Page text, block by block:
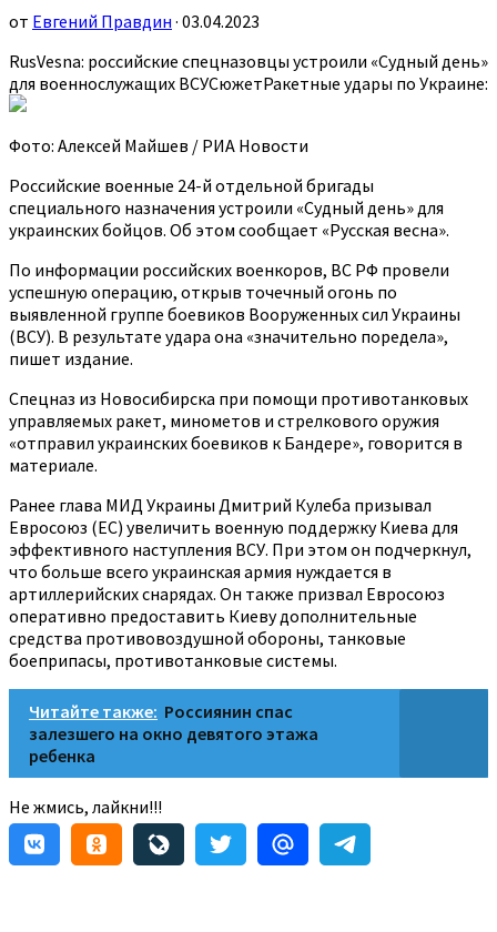
от Евгений Правдин · 03.04.2023
RusVesna: российские спецназовцы устроили «Судный день»
для военнослужащих ВСУСюжетРакетные удары по Украине:
Фото: Алексей Майшев / РИА Новости
Российские военные 24-й отдельной бригады
специального назначения устроили «Судный день» для
украинских бойцов. Об этом сообщает «Русская весна».
По информации российских военкоров, ВС РФ провели
успешную операцию, открыв точечный огонь по
выявленной группе боевиков Вооруженных сил Украины
(ВСУ). В результате удара она «значительно поредела»,
пишет издание.
Спецназ из Новосибирска при помощи противотанковых
управляемых ракет, минометов и стрелкового оружия
«отправил украинских боевиков к Бандере», говорится в
материале.
Ранее глава МИД Украины Дмитрий Кулеба призывал
Евросоюз (ЕС) увеличить военную поддержку Киева для
эффективного наступления ВСУ. При этом он подчеркнул,
что больше всего украинская армия нуждается в
артиллерийских снарядах. Он также призвал Евросоюз
оперативно предоставить Киеву дополнительные
средства противовоздушной обороны, танковые
боеприпасы, противотанковые системы.
Читайте также: Россиянин спас
залезшего на окно девятого этажа
ребенка
Не жмись, лайкни!!!